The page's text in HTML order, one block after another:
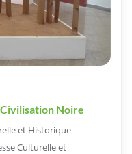
Noire
et Historique
Culturelle et